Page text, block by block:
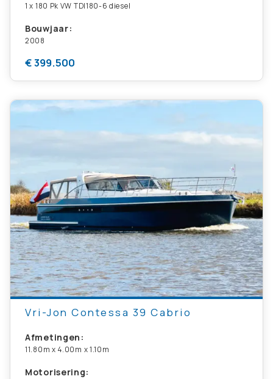
1 x 180 Pk VW TDI180-6 diesel
Bouwjaar:
2008
€ 399.500
Vri-Jon Contessa 39 Cabrio
Afmetingen:
11.80m x 4.00m x 1.10m
Motorisering: